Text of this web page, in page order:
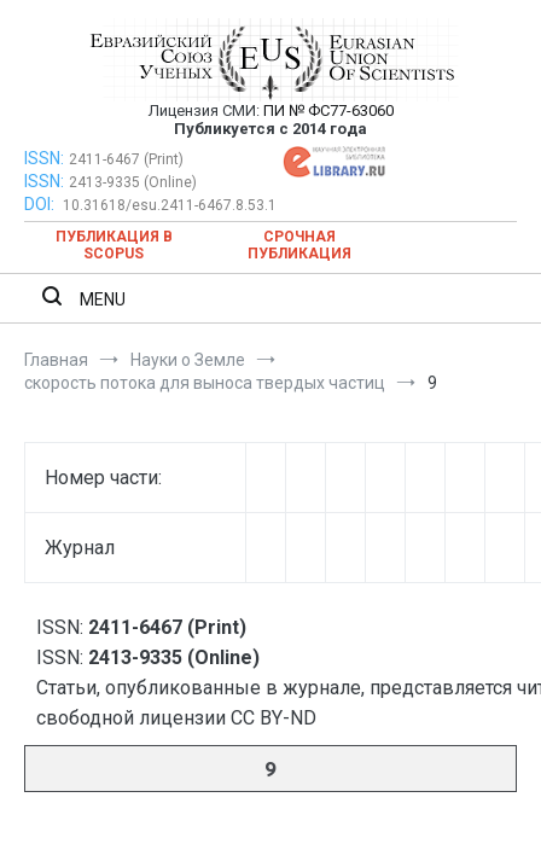
Евразийский Союз Ученых —
публикация научных статей в
ежемесячном научном журнале
Лицензия СМИ: ПИ № ФС77-63060
Публикуется с 2014 года
Евразийский Союз Ученых — публикация научных статей в
ежемесячном научном журнале
ISSN: 2411-6467 (Print)
ISSN: 2413-9335 (Online)
DOI:
10.31618/esu.2411-6467.8.53.1
ПУБЛИКАЦИЯ В
SCOPUS
СРОЧНАЯ
ПУБЛИКАЦИЯ
MENU
Главная
Науки о Земле
скорость потока для выноса твердых частиц
9
Номер части:
Журнал
ISSN: 2411-6467 (Print)
ISSN: 2413-9335 (Online)
Статьи, опубликованные в журнале, представляется
свободной лицензии CC BY-ND
9